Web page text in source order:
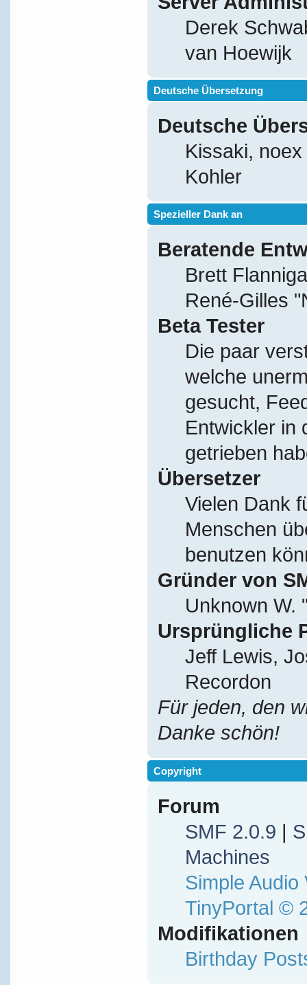
Derek
van Hoewijk
Deutsche Übersetzung
Deutsche
Kissaki,
Kohler
Spezieller Dank an
Beratende
Brett
René-Gilles
Beta Tester
Die paar
welche
gesucht,
Entwickler in
getrieben
Übersetzer
Vielen Dank
Menschen
benutzen
Gründer von
Unknown W.
Ursprüngliche
Jeff Lewis,
Recordon
Für jeden, den
Danke schön!
Copyright
Forum
SMF 2.0.9 |
Machines
Simple Audio
TinyPortal ©
Modifikationen
Birthday